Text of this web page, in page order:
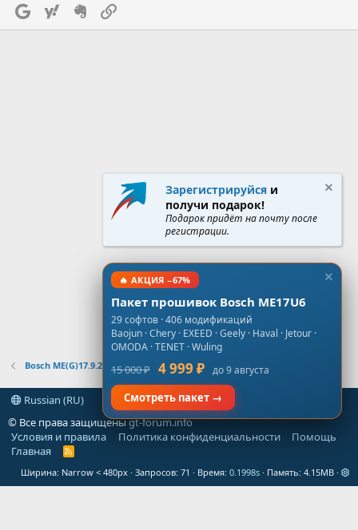
Google Yahoo Evernote
Bosch ME(G)17.9.21
Russian (RU)
© Все права защищеныgt-forum.info
Условия и правила
Политика конфиденциальности
Помощь
Главная
R
S
Ширина Запросов 71 Время 0.1998s Память 4.15MB
Зарегистрируйся и
получи подарок!
Подарок придёт на почту после
регистрации.
🔥 АКЦИЯ −67%
Пакет прошивок Bosch ME17U6
29 софтов · 406 модификаций
Baojun · Chery · EXEED · Geely · Haval · Jetour ·
OMODA · TENET · Wuling
15 000 ₽ 4 999 ₽ до 9 августа
Смотреть пакет →